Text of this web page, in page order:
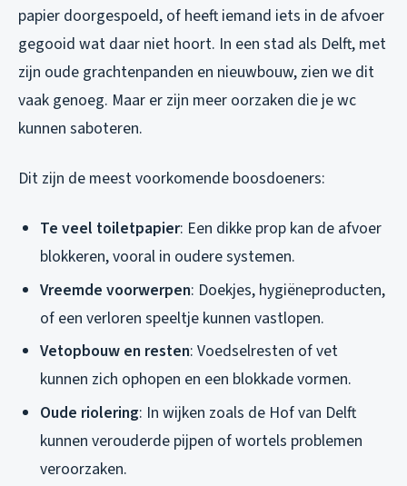
papier doorgespoeld, of heeft iemand iets in de afvoer
gegooid wat daar niet hoort. In een stad als Delft, met
zijn oude grachtenpanden en nieuwbouw, zien we dit
vaak genoeg. Maar er zijn meer oorzaken die je wc
kunnen saboteren.
Dit zijn de meest voorkomende boosdoeners:
Te veel toiletpapier: Een dikke prop kan de afvoer
blokkeren, vooral in oudere systemen.
Vreemde voorwerpen: Doekjes, hygiëneproducten,
of een verloren speeltje kunnen vastlopen.
Vetopbouw en resten: Voedselresten of vet
kunnen zich ophopen en een blokkade vormen.
Oude riolering: In wijken zoals de Hof van Delft
kunnen verouderde pijpen of wortels problemen
veroorzaken.